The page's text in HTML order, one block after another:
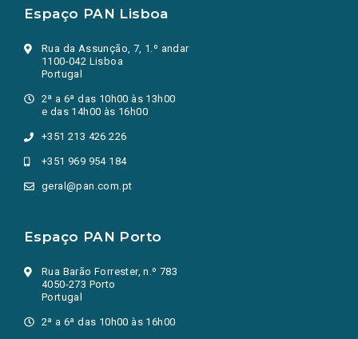
Espaço PAN Lisboa
Rua da Assunção, 7, 1.º andar
1100-042 Lisboa
Portugal
2ª a 6ª das 10h00 às 13h00
e das 14h00 às 16h00
+351 213 426 226
+351 969 954 184
geral@pan.com.pt
Espaço PAN Porto
Rua Barão Forrester, n.º 783
4050-273 Porto
Portugal
2ª a 6ª das 10h00 às 16h00